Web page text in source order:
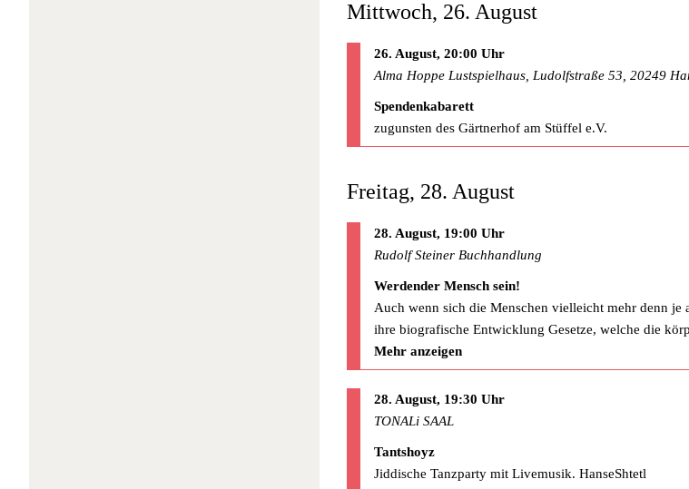
Mittwoch, 26. August
26. August, 20:00 Uhr
Alma Hoppe Lustspielhaus, Ludolfstraße 53, 20249
Spendenkabarett
zugunsten des Gärtnerhof am Stüffel e.V.
Freitag, 28. August
28. August, 19:00 Uhr
Rudolf Steiner Buchhandlung
Werdender Mensch sein!
Auch wenn sich die Menschen vielleicht mehr denn
ihre biografische Entwicklung Gesetze, welche die
Mehr anzeigen
28. August, 19:30 Uhr
TONALi SAAL
Tantshoyz
Jiddische Tanzparty mit Livemusik. HanseShtetl